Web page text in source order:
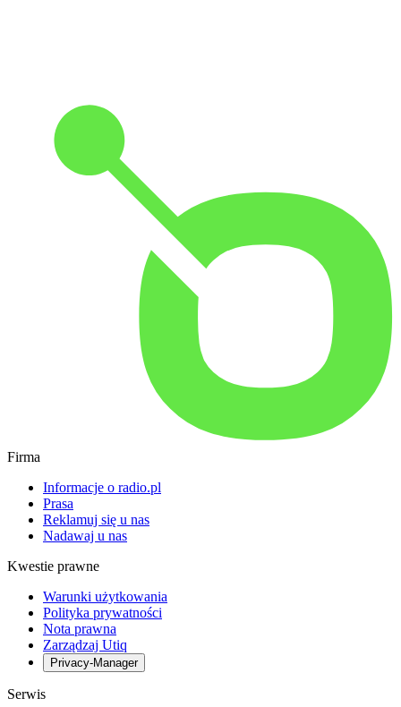
Firma
Informacje o radio.pl
Prasa
Reklamuj się u nas
Nadawaj u nas
Kwestie prawne
Warunki użytkowania
Polityka prywatności
Nota prawna
Zarządzaj Utiq
Privacy-Manager
Serwis